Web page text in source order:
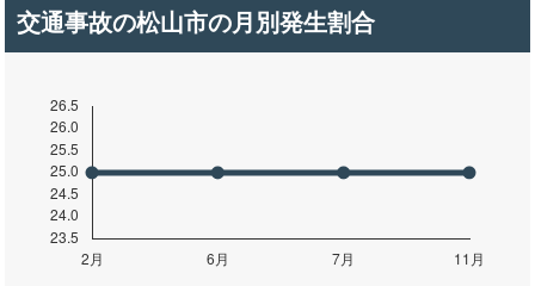
交通事故の松山市の月別発生割合